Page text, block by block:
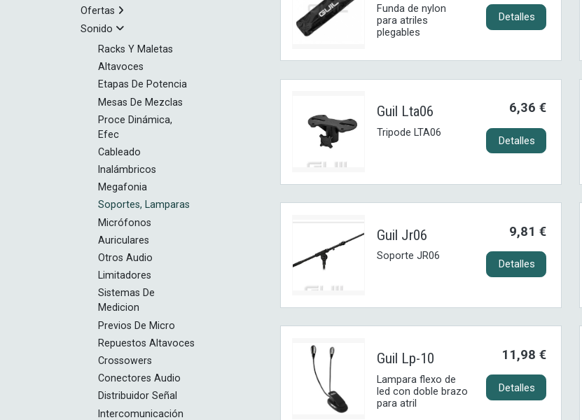
Ofertas
Sonido
Racks Y Maletas
Altavoces
Etapas De Potencia
Mesas De Mezclas
Proce Dinámica,
Efec
Cableado
Inalámbricos
Megafonia
Soportes, Lamparas
Micrófonos
Auriculares
Otros Audio
Limitadores
Sistemas De
Medicion
Previos De Micro
Repuestos Altavoces
Crossowers
Conectores Audio
Distribuidor Señal
Intercomunicación
Funda de nylon
para atriles
plegables
Detalles
Guil Lta06
Tripode LTA06
6,36 €
Detalles
Guil Jr06
Soporte JR06
9,81 €
Detalles
Guil Lp-10
Lampara flexo de
led con doble brazo
para atril
11,98 €
Detalles